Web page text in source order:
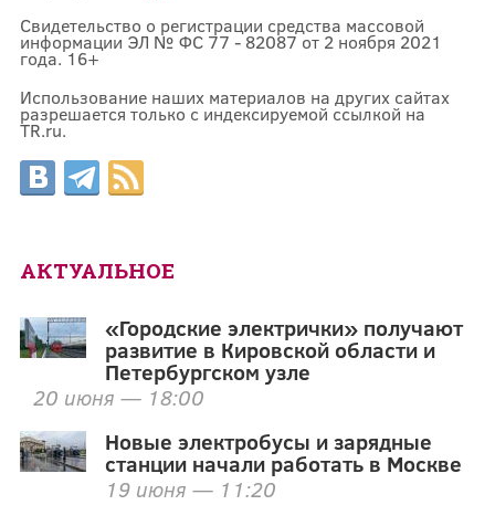
Свидетельство о регистрации средства массовой
информации ЭЛ № ФС 77 - 82087 от 2 ноября 2021
года. 16+
Использование наших материалов на других сайтах
разрешается только с индексируемой ссылкой на
TR.ru.
АКТУАЛЬНОЕ
«Городские электрички» получают
развитие в Кировской области и
Петербургском узле
20 июня — 18:00
Новые электробусы и зарядные
станции начали работать в Москве
19 июня — 11:20